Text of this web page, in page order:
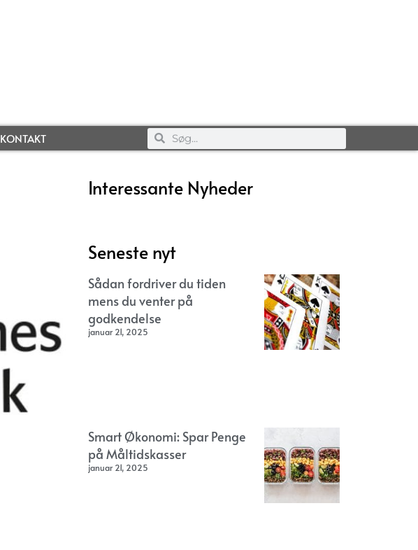
KONTAKT
Interessante Nyheder
Seneste nyt
Sådan fordriver du tiden
mens du venter på
godkendelse
januar 21, 2025
Smart Økonomi: Spar Penge
på Måltidskasser
januar 21, 2025